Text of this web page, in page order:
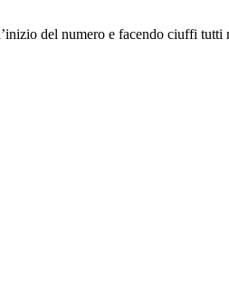
del numero e facendo ciuffi